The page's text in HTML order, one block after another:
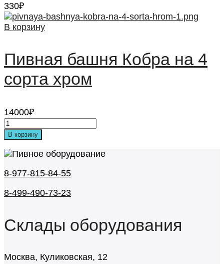
330₽
В корзину
Пивная башня Кобра на 4
сорта хром
14000₽
В корзину
8-977-815-84-55
8-499-490-73-23
Склады оборудования
Москва, Куликовская, 12